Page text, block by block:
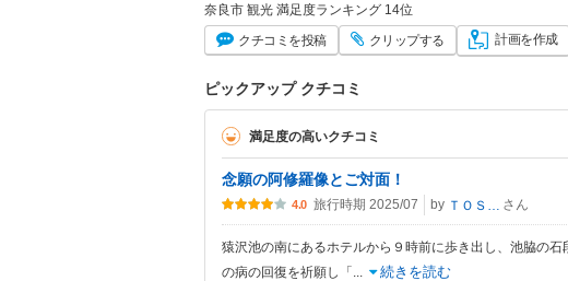
奈良市 観光 満足度ランキング 14位
クチコミ を投稿 クリップする 計画を作成
ピックアップ クチコミ
満足度の高いクチコミ
念願の阿修羅像とご対面！
4.0 旅行時期 2025/07 by さん
猿沢池の南にあるホテルから９時前に歩き出し、池脇の
の病の回復を祈願し「
続きを読む